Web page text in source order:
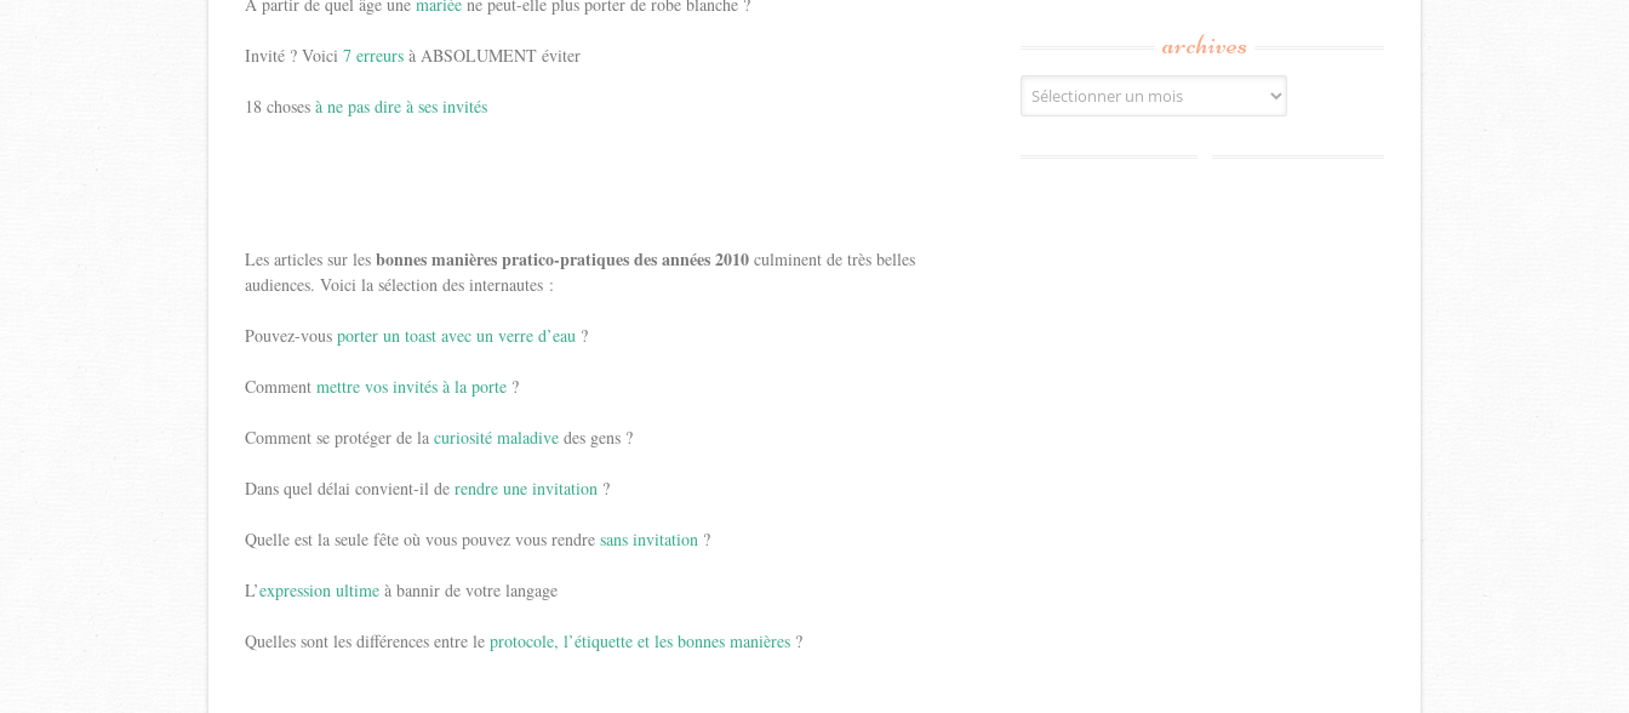
Invité ? Voici 7 erreurs à ABSOLUMENT éviter
18 choses à ne pas dire à ses invités
Les articles sur les bonnes manières pratico-pratiques des années 2010 culminent de très belles
audiences. Voici la sélection des internautes :
Pouvez-vous porter un toast avec un verre d’eau ?
Comment mettre vos invités à la porte ?
Comment se protéger de la curiosité maladive des gens ?
Dans quel délai convient-il de rendre une invitation ?
Quelle est la seule fête où vous pouvez vous rendre sans invitation ?
L’expression ultime à bannir de votre langage
Quelles sont les différences entre le protocole, l’étiquette et les bonnes manières ?
archives
Archives